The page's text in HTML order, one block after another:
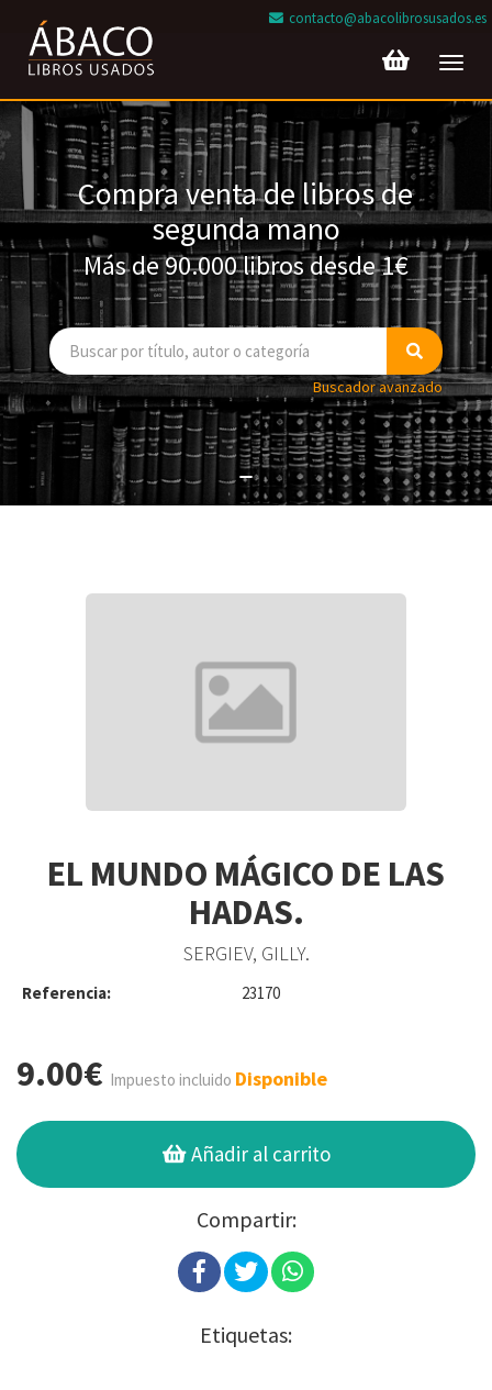
contacto@abacolibrosusados.es
Compra venta de libros de
segunda mano
Más de 90.000 libros desde 1€
Buscador avanzado
EL MUNDO MÁGICO DE LAS
HADAS.
SERGIEV, GILLY.
Referencia: 23170
9.00€ Impuesto incluido Disponible
Añadir al carrito
Compartir:
Etiquetas: